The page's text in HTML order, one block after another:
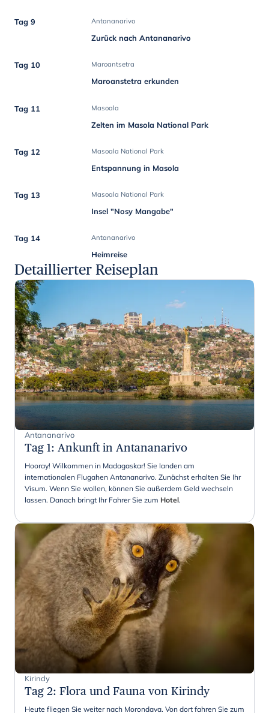
Tag 9 Antananarivo
Zurück nach Antananarivo
Tag 10 Maroantsetra
Maroanstetra erkunden
Tag 11 Masoala
Zelten im Masola National Park
Tag 12 Masoala National Park
Entspannung in Masola
Tag 13 Masoala National Park
Insel "Nosy Mangabe"
Tag 14 Antananarivo
Heimreise
Detaillierter Reiseplan
Antananarivo
Tag 1: Ankunft in Antananarivo
Hooray! Wilkommen in Madagaskar! Sie landen am
internationalen Flugahen Antananarivo. Zunächst erhalten Sie Ihr
Visum. Wenn Sie wollen, können Sie außerdem Geld wechseln
lassen. Danach bringt Ihr Fahrer Sie zum Hotel.
Kirindy
Tag 2: Flora und Fauna von Kirindy
Heute fliegen Sie weiter nach Morondava. Von dort fahren Sie zum